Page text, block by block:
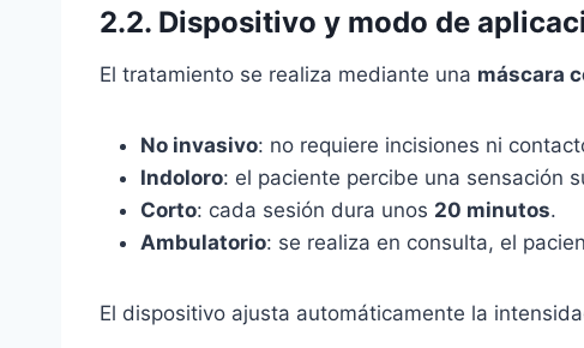
2.2. Dispositivo y modo de
El tratamiento se realiza mediante una máscara
No invasivo: no requiere incisiones ni
Indoloro: el paciente percibe una sensación
Corto: cada sesión dura unos 20 minutos.
Ambulatorio: se realiza en consulta, el
El dispositivo ajusta automáticamente la